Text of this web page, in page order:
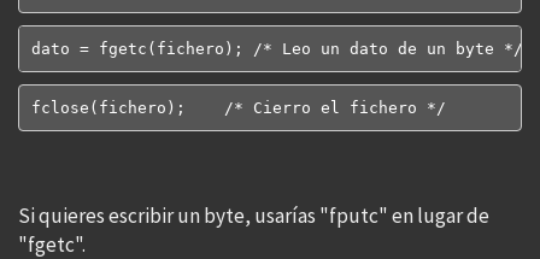
dato = fgetc(fichero); /* Leo un dato de un byte */
fclose(fichero);    /* Cierro el fichero */
Si quieres escribir un byte, usarías "fputc" en lugar de
"fgetc".